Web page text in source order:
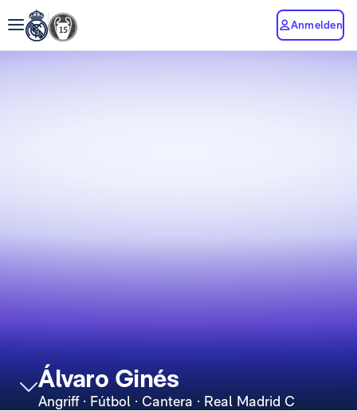
Anmelden
Álvaro Ginés
Angriff · Fútbol · Cantera · Real Madrid C